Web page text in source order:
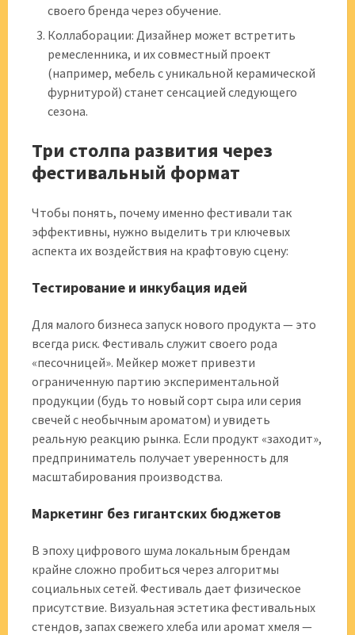
своего бренда через обучение.
Коллаборации: Дизайнер может встретить
ремесленника, и их совместный проект
(например, мебель с уникальной керамической
фурнитурой) станет сенсацией следующего
сезона.
Три столпа развития через
фестивальный формат
Чтобы понять, почему именно фестивали так
эффективны, нужно выделить три ключевых
аспекта их воздействия на крафтовую сцену:
Тестирование и инкубация идей
Для малого бизнеса запуск нового продукта — это
всегда риск. Фестиваль служит своего рода
«песочницей». Мейкер может привезти
ограниченную партию экспериментальной
продукции (будь то новый сорт сыра или серия
свечей с необычным ароматом) и увидеть
реальную реакцию рынка. Если продукт «заходит»,
предприниматель получает уверенность для
масштабирования производства.
Маркетинг без гигантских бюджетов
В эпоху цифрового шума локальным брендам
крайне сложно пробиться через алгоритмы
социальных сетей. Фестиваль дает физическое
присутствие. Визуальная эстетика фестивальных
стендов, запах свежего хлеба или аромат хмеля —